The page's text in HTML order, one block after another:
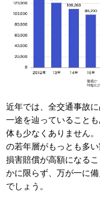
近年では、全交通事故
一途を辿っていること
体も少なくありません
の若年層がもっとも多
損害賠償が高額になる
かに限らず、万が一に
でしょう。